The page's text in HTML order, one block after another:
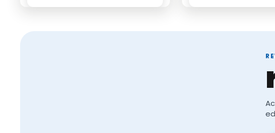
ecosistema de innovación ganadera
zoonosis, resistencias e IA.